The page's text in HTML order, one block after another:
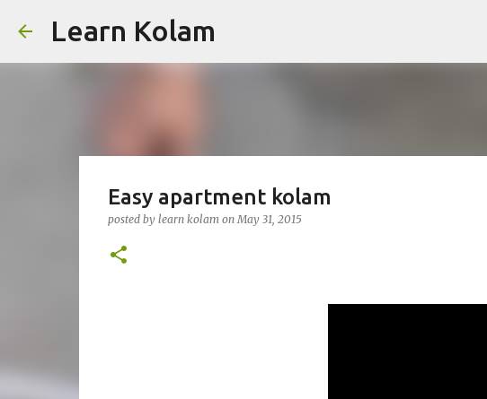
Learn Kolam
Easy apartment kolam
posted by learn kolam onMay 31, 2015